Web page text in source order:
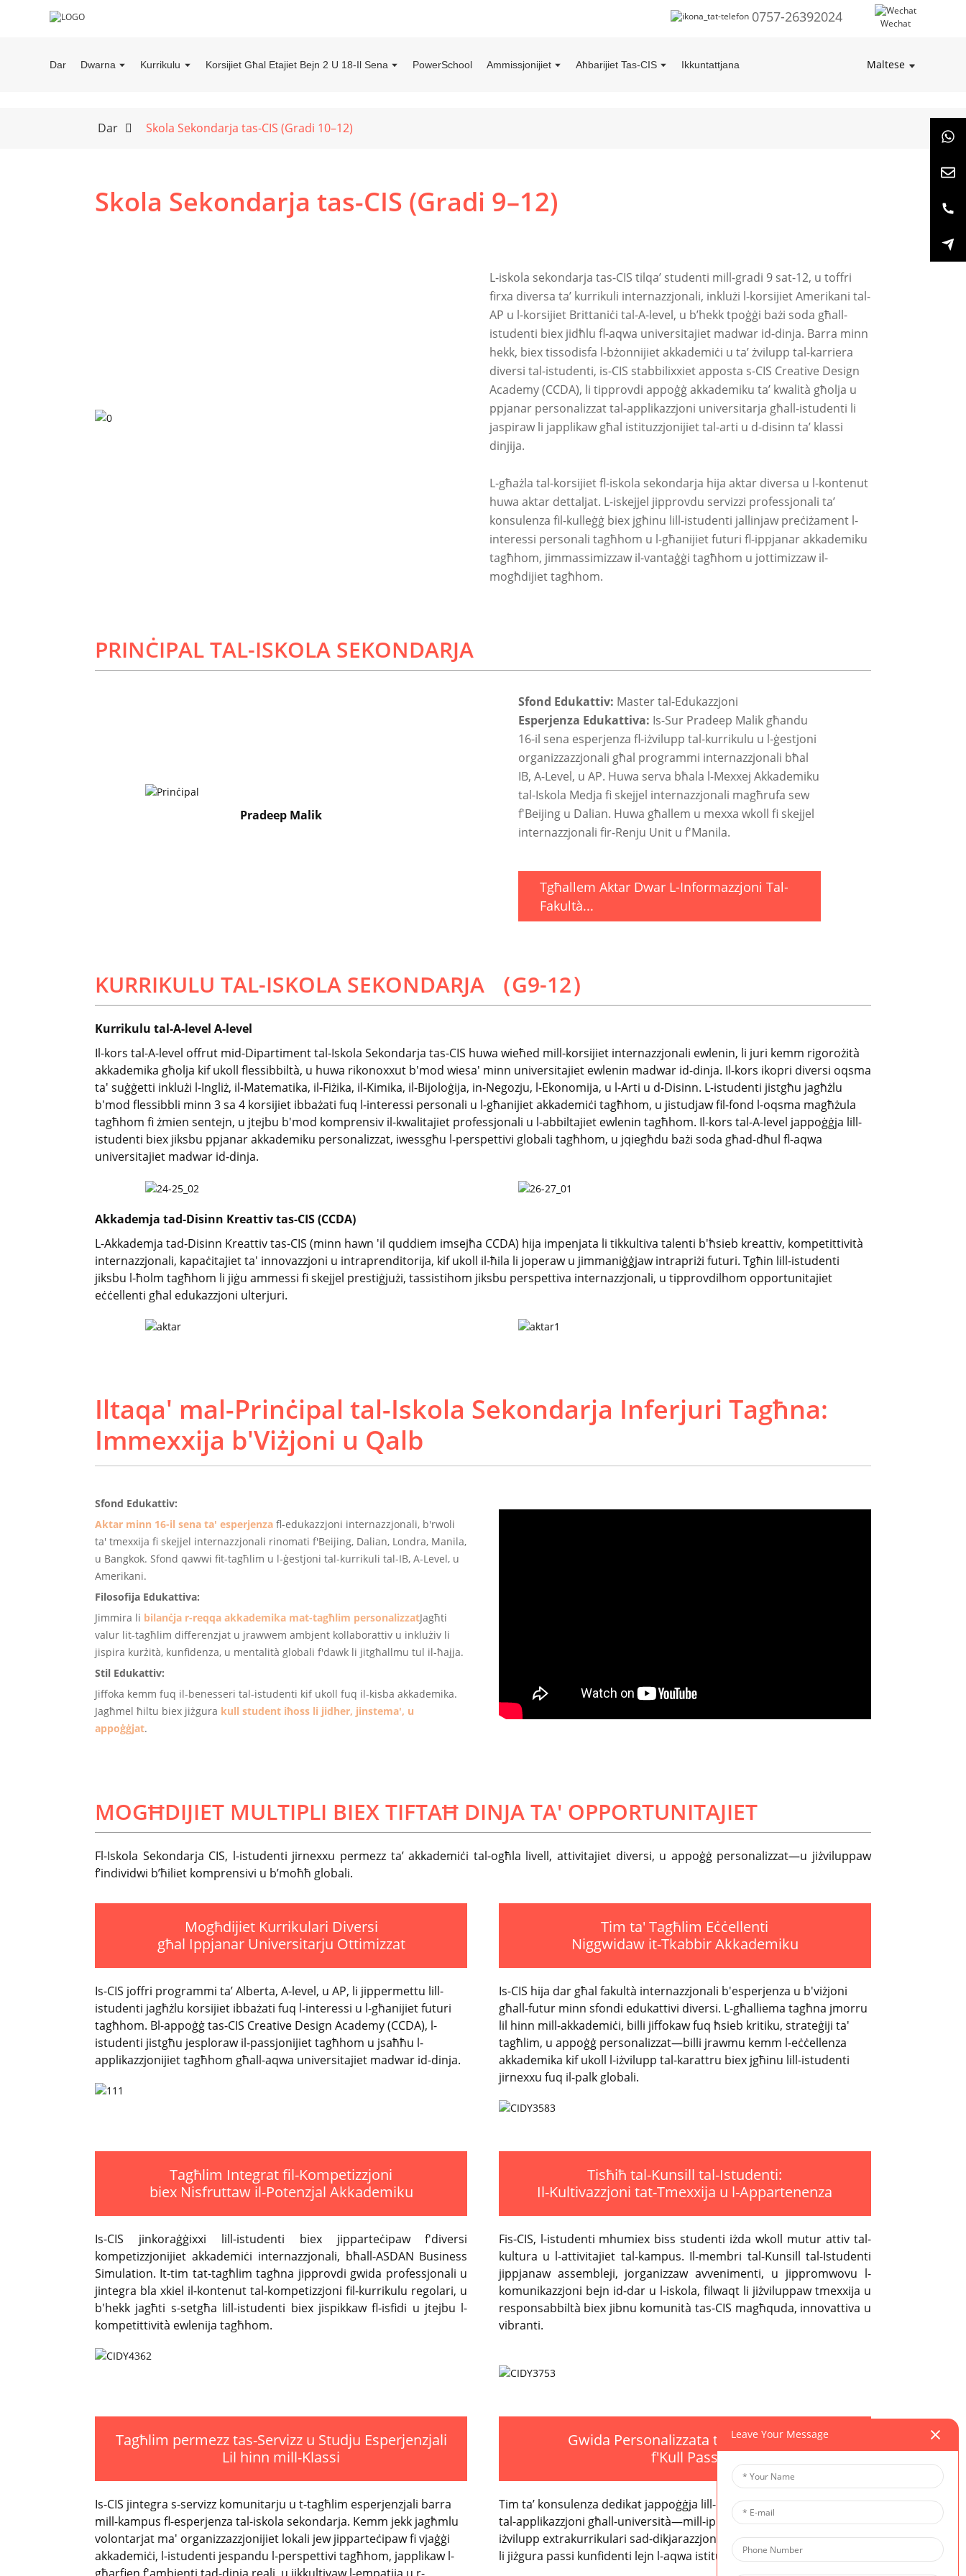
0757-26392024 Wechat
Dar Dwarna Kurrikulu Korsijiet Għal Etajiet Bejn 2 U 18-Il Sena PowerSchool Ammissjonijiet Aħbarijiet Tas-CIS Ikkuntattjana Maltese
Dar Skola Sekondarja tas-CIS (Gradi 10–12)
Skola Sekondarja tas-CIS (Gradi 9–12)
L-iskola sekondarja tas-CIS tilqa’ studenti mill-gradi 9 sat-12, u toffri
firxa diversa ta’ kurrikuli internazzjonali, inklużi l-korsijiet Amerikani tal-
AP u l-korsijiet Brittaniċi tal-A-level, u b’hekk tpoġġi bażi soda għall-
istudenti biex jidħlu fl-aqwa universitajiet madwar id-dinja. Barra minn
hekk, biex tissodisfa l-bżonnijiet akkademiċi u ta’ żvilupp tal-karriera
diversi tal-istudenti, is-CIS stabbilixxiet apposta s-CIS Creative Design
Academy (CCDA), li tipprovdi appoġġ akkademiku ta’ kwalità għolja u
ppjanar personalizzat tal-applikazzjoni universitarja għall-istudenti li
jaspiraw li japplikaw għal istituzzjonijiet tal-arti u d-disinn ta’ klassi
dinjija.
L-għażla tal-korsijiet fl-iskola sekondarja hija aktar diversa u l-kontenut
huwa aktar dettaljat. L-iskejjel jipprovdu servizzi professjonali ta’
konsulenza fil-kulleġġ biex jgħinu lill-istudenti jallinjaw preċiżament l-
interessi personali tagħhom u l-għanijiet futuri fl-ippjanar akkademiku
tagħhom, jimmassimizzaw il-vantaġġi tagħhom u jottimizzaw il-
mogħdijiet tagħhom.
PRINĊIPAL TAL-ISKOLA SEKONDARJA
Pradeep Malik
Sfond Edukattiv: Master tal-Edukazzjoni
Esperjenza Edukattiva: Is-Sur Pradeep Malik għandu
16-il sena esperjenza fl-iżvilupp tal-kurrikulu u l-ġestjoni
organizzazzjonali għal programmi internazzjonali bħal
IB, A-Level, u AP. Huwa serva bħala l-Mexxej Akkademiku
tal-Iskola Medja fi skejjel internazzjonali magħrufa sew
f'Beijing u Dalian. Huwa għallem u mexxa wkoll fi skejjel
internazzjonali fir-Renju Unit u f'Manila.
Tgħallem Aktar Dwar L-Informazzjoni Tal-
Fakultà...
KURRIKULU TAL-ISKOLA SEKONDARJA （G9-12）
Kurrikulu tal-A-level A-level
Il-kors tal-A-level offrut mid-Dipartiment tal-Iskola Sekondarja tas-CIS huwa wieħed mill-korsijiet internazzjonali ewlenin, li juri kemm rigorożità
akkademika għolja kif ukoll flessibbiltà, u huwa rikonoxxut b'mod wiesa' minn universitajiet ewlenin madwar id-dinja. Il-kors ikopri diversi oqsma
ta' suġġetti inklużi l-Ingliż, il-Matematika, il-Fiżika, il-Kimika, il-Bijoloġija, in-Negozju, l-Ekonomija, u l-Arti u d-Disinn. L-istudenti jistgħu jagħżlu
b'mod flessibbli minn 3 sa 4 korsijiet ibbażati fuq l-interessi personali u l-għanijiet akkademiċi tagħhom, u jistudjaw fil-fond l-oqsma magħżula
tagħhom fi żmien sentejn, u jtejbu b'mod komprensiv il-kwalitajiet professjonali u l-abbiltajiet ewlenin tagħhom. Il-kors tal-A-level jappoġġja lill-
istudenti biex jiksbu ppjanar akkademiku personalizzat, iwessgħu l-perspettivi globali tagħhom, u jqiegħdu bażi soda għad-dħul fl-aqwa
universitajiet madwar id-dinja.
Akkademja tad-Disinn Kreattiv tas-CIS (CCDA)
L-Akkademja tad-Disinn Kreattiv tas-CIS (minn hawn 'il quddiem imsejħa CCDA) hija impenjata li tikkultiva talenti b'ħsieb kreattiv, kompetittività
internazzjonali, kapaċitajiet ta' innovazzjoni u intraprenditorija, kif ukoll il-ħila li joperaw u jimmaniġġjaw intrapriżi futuri. Tgħin lill-istudenti
jiksbu l-ħolm tagħhom li jiġu ammessi fi skejjel prestiġjużi, tassistihom jiksbu perspettiva internazzjonali, u tipprovdilhom opportunitajiet
eċċellenti għal edukazzjoni ulterjuri.
Iltaqa' mal-Prinċipal tal-Iskola Sekondarja Inferjuri Tagħna:
Immexxija b'Viżjoni u Qalb
Sfond Edukattiv:
Aktar minn 16-il sena ta' esperjenza fl-edukazzjoni internazzjonali, b'rwoli
ta' tmexxija fi skejjel internazzjonali rinomati f'Beijing, Dalian, Londra, Manila,
u Bangkok. Sfond qawwi fit-tagħlim u l-ġestjoni tal-kurrikuli tal-IB, A-Level, u
Amerikani.
Filosofija Edukattiva:
Jimmira li bilanċja r-reqqa akkademika mat-tagħlim personalizzatJagħti
valur lit-tagħlim differenzjat u jrawwem ambjent kollaborattiv u inklużiv li
jispira kurżità, kunfidenza, u mentalità globali f'dawk li jitgħallmu tul il-ħajja.
Stil Edukattiv:
Jiffoka kemm fuq il-benesseri tal-istudenti kif ukoll fuq il-kisba akkademika.
Jagħmel ħiltu biex jiżgura kull student iħoss li jidher, jinstema', u
appoġġjat.
MOGĦDIJIET MULTIPLI BIEX TIFTAĦ DINJA TA' OPPORTUNITAJIET
Fl-Iskola Sekondarja CIS, l-istudenti jirnexxu permezz ta’ akkademiċi tal-ogħla livell, attivitajiet diversi, u appoġġ personalizzat—u jiżviluppaw
f’individwi b’ħiliet komprensivi u b’moħħ globali.
Mogħdijiet Kurrikulari Diversi
għal Ippjanar Universitarju Ottimizzat
Is-CIS joffri programmi ta’ Alberta, A-level, u AP, li jippermettu lill-
istudenti jagħżlu korsijiet ibbażati fuq l-interessi u l-għanijiet futuri
tagħhom. Bl-appoġġ tas-CIS Creative Design Academy (CCDA), l-
istudenti jistgħu jesploraw il-passjonijiet tagħhom u jsaħħu l-
applikazzjonijiet tagħhom għall-aqwa universitajiet madwar id-dinja.
Tim ta' Tagħlim Eċċellenti
Niggwidaw it-Tkabbir Akkademiku
Is-CIS hija dar għal fakultà internazzjonali b'esperjenza u b'viżjoni
għall-futur minn sfondi edukattivi diversi. L-għalliema tagħna jmorru
lil hinn mill-akkademiċi, billi jiffokaw fuq ħsieb kritiku, strateġiji ta'
tagħlim, u appoġġ personalizzat—billi jrawmu kemm l-eċċellenza
akkademika kif ukoll l-iżvilupp tal-karattru biex jgħinu lill-istudenti
jirnexxu fuq il-palk globali.
Tagħlim Integrat fil-Kompetizzjoni
biex Nisfruttaw il-Potenzjal Akkademiku
Is-CIS jinkoraġġixxi lill-istudenti biex jipparteċipaw f'diversi
kompetizzjonijiet akkademiċi internazzjonali, bħall-ASDAN Business
Simulation. It-tim tat-tagħlim tagħna jipprovdi gwida professjonali u
jintegra bla xkiel il-kontenut tal-kompetizzjoni fil-kurrikulu regolari, u
b'hekk jagħti s-setgħa lill-istudenti biex jispikkaw fl-isfidi u jtejbu l-
kompetittività ewlenija tagħhom.
Tisħiħ tal-Kunsill tal-Istudenti:
Il-Kultivazzjoni tat-Tmexxija u l-Appartenenza
Fis-CIS, l-istudenti mhumiex biss studenti iżda wkoll mutur attiv tal-
kultura u l-attivitajiet tal-kampus. Il-membri tal-Kunsill tal-Istudenti
jippjanaw assembleji, jorganizzaw avvenimenti, u jippromwovu l-
komunikazzjoni bejn id-dar u l-iskola, filwaqt li jiżviluppaw tmexxija u
responsabbiltà biex jibnu komunità tas-CIS magħquda, innovattiva u
vibranti.
Tagħlim permezz tas-Servizz u Studju Esperjenzjali
Lil hinn mill-Klassi
Is-CIS jintegra s-servizz komunitarju u t-tagħlim esperjenzjali barra
mill-kampus fl-esperjenza tal-iskola sekondarja. Kemm jekk jagħmlu
volontarjat ma' organizzazzjonijiet lokali jew jipparteċipaw fi vjaġġi
akkademiċi, l-istudenti jespandu l-perspettivi tagħhom, japplikaw l-
Gwida Personalizzata tal-Università
f'Kull Pass
Tim ta’ konsulenza dedikat jappoġġja lill-istudenti matul il-proċess
tal-applikazzjoni għall-università—mill-ippjanar tal-korsijiet u l-
iżvilupp extrakurrikulari sad-dikjarazzjonijiet personali u l-intervisti—
li jiżgura passi kunfidenti lejn l-aqwa istituzzjonijiet globali.
Leave Your Message